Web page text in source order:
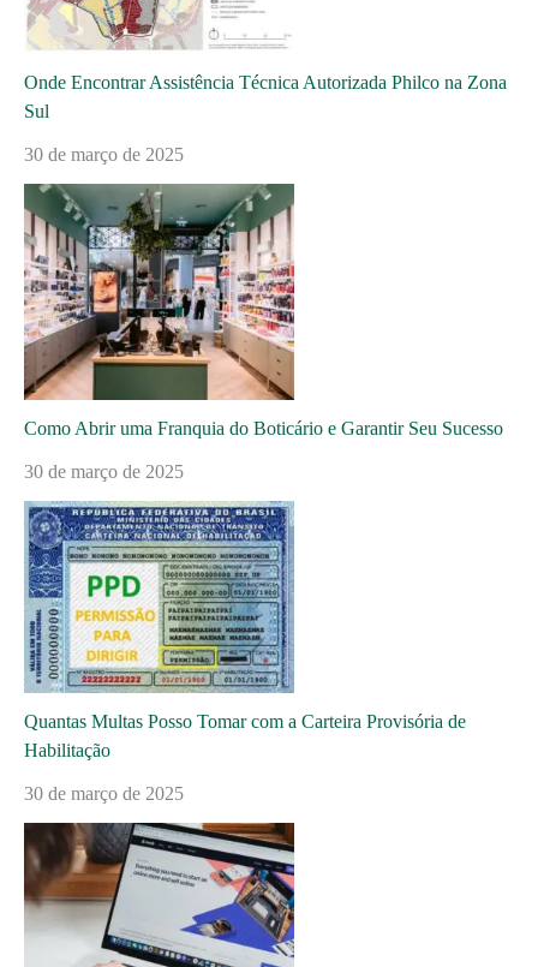
Onde Encontrar Assistência Técnica Autorizada Philco na Zona
Sul
30 de março de 2025
Como Abrir uma Franquia do Boticário e Garantir Seu Sucesso
30 de março de 2025
Quantas Multas Posso Tomar com a Carteira Provisória de
Habilitação
30 de março de 2025